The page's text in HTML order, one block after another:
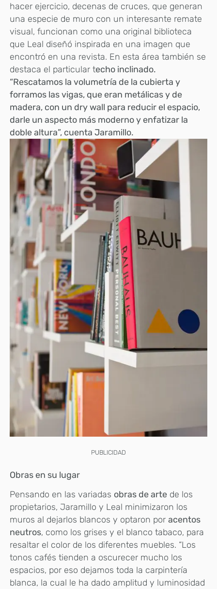
hacer ejercicio, decenas de cruces, que generan
una especie de muro con un interesante remate
visual, funcionan como una original biblioteca
que Leal diseñó inspirada en una imagen que
encontró en una revista. En esta área también se
destaca el particular techo inclinado.
“Rescatamos la volumetría de la cubierta y
forramos las vigas, que eran metálicas y de
madera, con un dry wall para reducir el espacio,
darle un aspecto más moderno y enfatizar la
doble altura”, cuenta Jaramillo.
PUBLICIDAD
Obras en su lugar
Pensando en las variadas obras de arte de los
propietarios, Jaramillo y Leal minimizaron los
muros al dejarlos blancos y optaron por acentos
neutros, como los grises y el blanco tabaco, para
resaltar el color de los diferentes muebles. “Los
tonos cafés tienden a oscurecer mucho los
espacios, por eso dejamos toda la carpintería
blanca, la cual le ha dado amplitud y luminosidad